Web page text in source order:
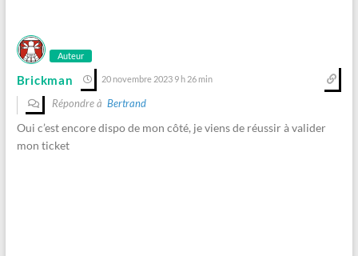
Auteur
Brickman 20 novembre 2023 9 h 26 min
Répondre à Bertrand
Oui c’est encore dispo de mon côté, je viens de réussir à valider
mon ticket